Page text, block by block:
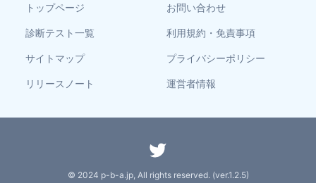
トップページ
診断テスト一覧
サイトマップ
リリースノート
お問い合わせ
利用規約・免責事項
プライバシーポリシー
運営者情報
© 2024 p-b-a.jp, All rights reserved. (ver.1.2.5)